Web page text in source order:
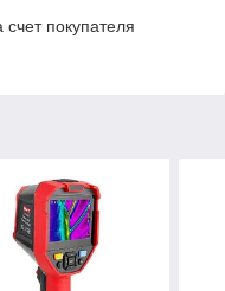
покупателя